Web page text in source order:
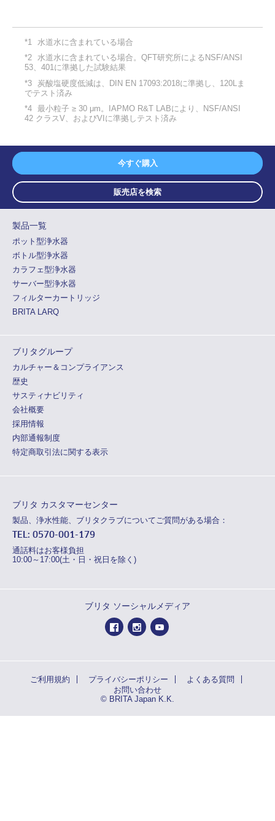
*1
水道水に含まれている場合
*2 水道水に含まれている場合。QFT研究所によるNSF/ANSI
53、401に準拠した試験結果
*3
炭酸塩硬度低減は、DIN EN 17093:2018に準拠し、120Lま
でテスト済み
*4 最小粒子 ≥ 30 μm。IAPMO R&T LABにより、NSF/ANSI
42 クラスV、およびVIに準拠しテスト済み
今すぐ購入
販売店を検索
製品一覧
ポット型浄水器
ボトル型浄水器
カラフェ型浄水器
サーバー型浄水器
フィルターカートリッジ
BRITA LARQ
ブリタグループ
カルチャー＆コンプライアンス
歴史
サスティナビリティ
会社概要
採用情報
内部通報制度
特定商取引法に関する表示
ブリタ カスタマーセンター
製品、浄水性能、ブリタクラブについてご質問がある場合：
TEL: 0570-001-179
通話料はお客様負担
10:00～17:00(土・日・祝日を除く)
ブリタ ソーシャルメディア
ご利用規約 プライバシーポリシー
よくある質問
お問い合わせ
© BRITA Japan K.K.